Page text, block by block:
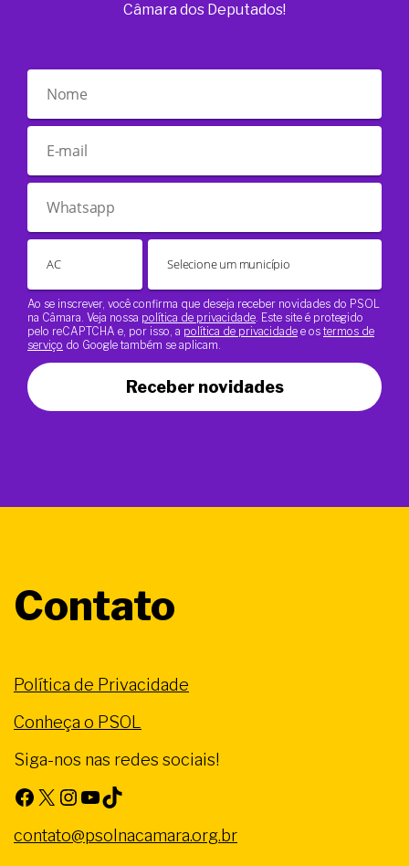
Câmara dos Deputados!
Ao se inscrever, você confirma que deseja receber novidades do PSOL
na Câmara. Veja nossa política de privacidade . Este site é protegido
pelo reCAPTCHA e, por isso, a política de privacidade e os termos de
serviço do Google também se aplicam.
Receber novidades
Contato
Política de Privacidade
Conheça o PSOL
Siga-nos nas redes sociais!
Facebook X Instagram Youtube TikTok
contato@psolnacamara.org.br